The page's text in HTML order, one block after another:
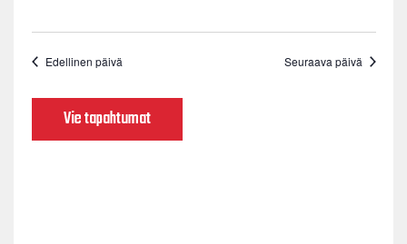
Edellinen päivä Seuraava päivä
Vie tapahtumat